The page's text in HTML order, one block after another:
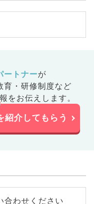
ートナーが
育・研修制度など
をお伝えします。
紹介してもらう
合わせください